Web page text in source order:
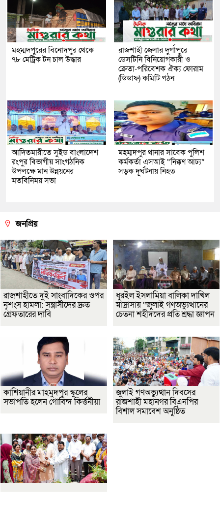
মহম্মদপুরের বিনোদপুর থেকে
৭৮ মেট্রিক টন চাল উদ্ধার
রাজশাহী জেলার দুর্গাপুরে
ডেসটিনি বিনিয়োগকারী ও
ক্রেতা-পরিবেশক ঐক্য ফোরাম
(ডিডাফ) কমিটি গঠন
আদিতমারীতে সুইড বাংলাদেশ
রংপুর বিভাগীয় সাংগঠনিক
উপলক্ষে মান উন্নয়নের
মতবিনিময় সভা
মহম্মদপুর থানার সাবেক পুলিশ
কর্মকর্তা এসআই “নিক্কণ আঢ্য”
সড়ক দূর্ঘটনায় নিহত
জনপ্রিয়
রাজশাহীতে দুই সাংবাদিকের ওপর
নৃশংস হামলা: সন্ত্রাসীদের দ্রুত
গ্রেফতারের দাবি
ধুরইল ইসলামিয়া বালিকা দাখিল
মাদ্রাসায় “জুলাই গণঅভ্যুত্থানের
চেতনা শহীদদের প্রতি শ্রদ্ধা জ্ঞাপন
কাশিয়ানীর মাহমুদপুর স্কুলের
সভাপতি হলেন গোবিন্দ কির্ত্তনীয়া
জুলাই গণঅভ্যুত্থান দিবসের
রাজশাহী মহানগর বিএনপির
বিশাল সমাবেশ অনুষ্ঠিত